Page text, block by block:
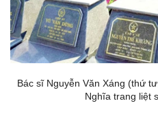
Bác sĩ Nguyễn Văn Xáng (thứ
Nghĩa trang liệt